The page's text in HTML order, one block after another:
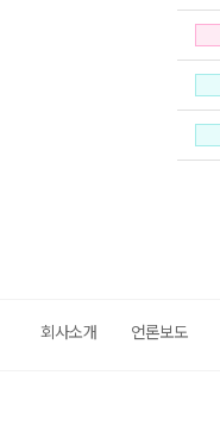
회사소개 언론보도